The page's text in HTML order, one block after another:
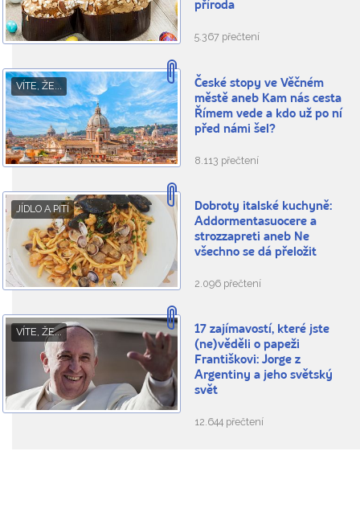
příroda
5.367 přečtení
VÍTE, ŽE...
České stopy ve Věčném
městě aneb Kam nás cesta
Římem vede a kdo už po ní
před námi šel?
8.113 přečtení
JÍDLO A PITÍ
Dobroty italské kuchyně:
Addormentasuocere a
strozzapreti aneb Ne
všechno se dá přeložit
2.096 přečtení
VÍTE, ŽE...
17 zajímavostí, které jste
(ne)věděli o papeži
Františkovi: Jorge z
Argentiny a jeho světský
svět
12.644 přečtení